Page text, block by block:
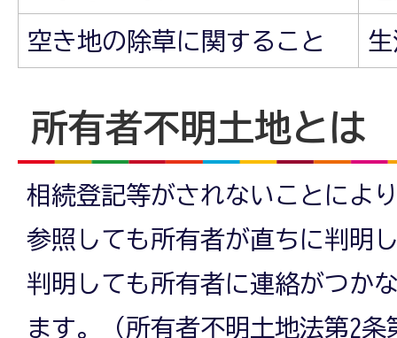
空き地の除草に関すること
所有者不明土地とは
相続登記等がされないことによ
参照しても所有者が直ちに判明
判明しても所有者に連絡がつか
ます。（所有者不明土地法第2条